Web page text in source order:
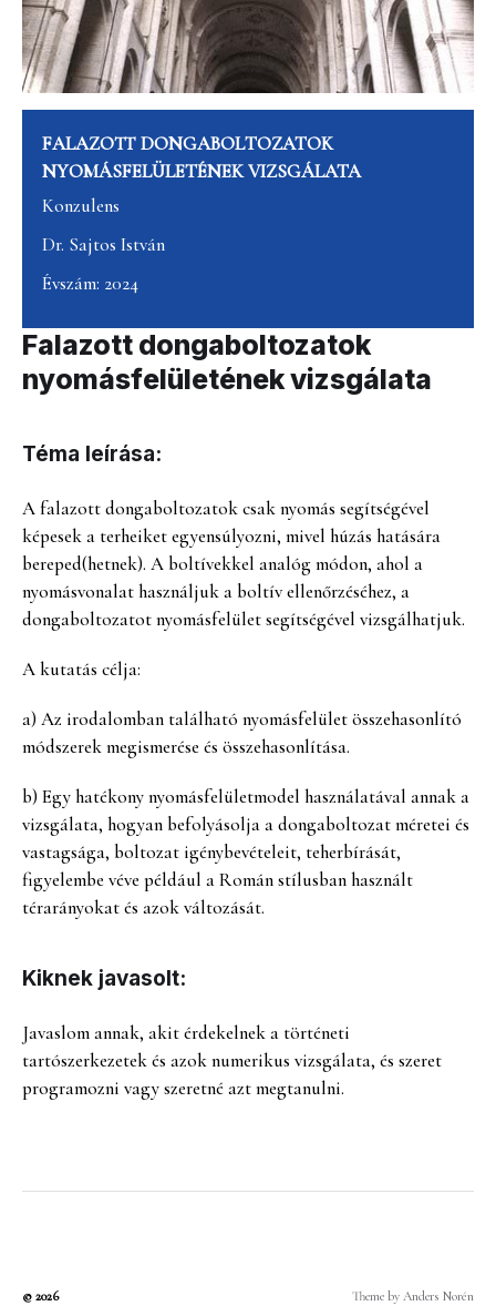
FALAZOTT DONGABOLTOZATOK
NYOMÁSFELÜLETÉNEK VIZSGÁLATA
Konzulens
Dr. Sajtos István
Évszám: 2024
Falazott dongaboltozatok
nyomásfelületének vizsgálata
Téma leírása:
A falazott dongaboltozatok csak nyomás segítségével
képesek a terheiket egyensúlyozni, mivel húzás hatására
bereped(hetnek). A boltívekkel analóg módon, ahol a
nyomásvonalat használjuk a boltív ellenőrzéséhez, a
dongaboltozatot nyomásfelület segítségével vizsgálhatjuk.
A kutatás célja:
a) Az irodalomban található nyomásfelület összehasonlító
módszerek megismerése és összehasonlítása.
b) Egy hatékony nyomásfelületmodel használatával annak a
vizsgálata, hogyan befolyásolja a dongaboltozat méretei és
vastagsága, boltozat igénybevételeit, teherbírását,
figyelembe véve például a Román stílusban használt
térarányokat és azok változását.
Kiknek javasolt:
Javaslom annak, akit érdekelnek a történeti
tartószerkezetek és azok numerikus vizsgálata, és szeret
programozni vagy szeretné azt megtanulni.
© 2026 Theme by Anders Norén